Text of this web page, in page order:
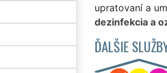
upratovaní a
dezinfekcia a
ĎALŠIE